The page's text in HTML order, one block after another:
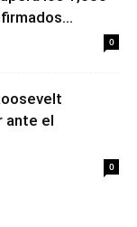
0
ante el
0